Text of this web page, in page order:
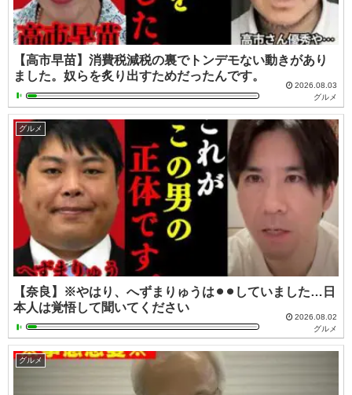
【高市早苗】消費税減税の裏でトンデモない動きがあり
ました。奴らを炙り出すためだったんです。
2026.08.03
グルメ
グルメ
【奈良】※やはり、へずまりゅうは⚫︎⚫︎していました…日
本人は覚悟して聞いてください
2026.08.02
グルメ
グルメ